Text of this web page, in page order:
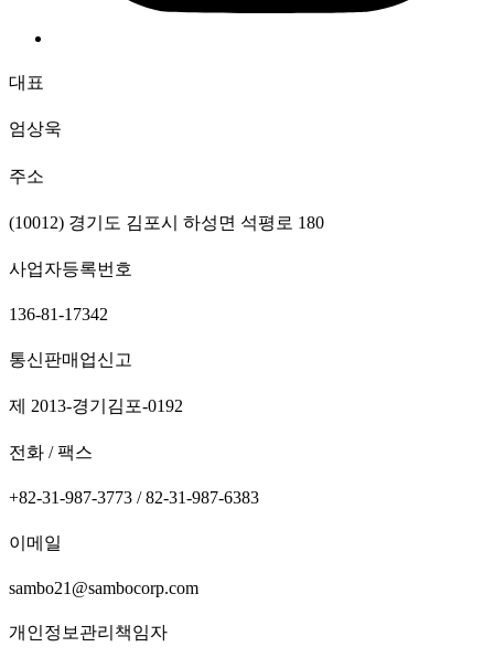
대표
엄상욱
주소
(10012) 경기도 김포시 하성면 석평로 180
사업자등록번호
136-81-17342
통신판매업신고
제 2013-경기김포-0192
전화 / 팩스
+82-31-987-3773 / 82-31-987-6383
이메일
sambo21@sambocorp.com
개인정보관리책임자